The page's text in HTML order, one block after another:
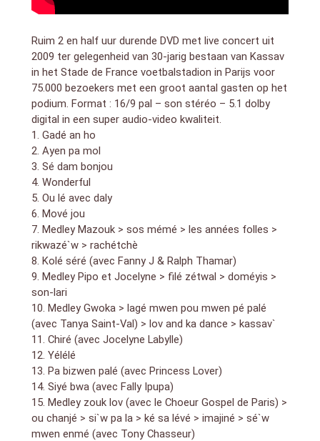
Narell)
bonus – ouverture du spectacle (défilé en char – akiyo
musiciens : –
-> Jocelyne Beroard (chant)
–> Jean-Philippe Marthely (chant)
–> Jean-Claude Naimro (chant, claviers)
–> Georges Decimus (guitare basse)
–> Philippe Joseph (claviers)
–> Hervé Laval (batterie)
–> Patrick Saint-Elie (percussions)
–> Hamid Belhocine (trombone)
–> Fabrice Adam (trompette)
–> Freddy Hovsepian (trompette)
–> Claude Pironneau (saxophone)
–> Marie-José Gibon (choeurs)
–> Marie-Céline Chrone (choeurs)
–> Jean-Jacques Seba (choeurs)
invités :
–> Fanny J
–> Ralph Thamar
–> Jocelyne Labylle
–> Tanya Saint-Val
–> Princess Lover
–> Tony Chasseur
–> Dally
–> Fally Ipupa
–> Jean-Luc Guanel
–> Akiyo
–> Andy Narell..
Ruim 2 en half uur durende DVD met live concert uit
2009 ter gelegenheid van 30-jarig bestaan van Kassav
in het Stade de France voetbalstadion in Parijs voor
75.000 bezoekers met een groot aantal gasten op het
podium. Format : 16/9 pal – son stéréo – 5.1 dolby
digital in een super audio-video kwaliteit.
1. Gadé an ho
2. Ayen pa mol
3. Sé dam bonjou
4. Wonderful
5. Ou lé avec daly
6. Mové jou
7. Medley Mazouk > sos mémé > les années folles >
rikwazé`w > rachétchè
8. Kolé séré (avec Fanny J & Ralph Thamar)
9. Medley Pipo et Jocelyne > filé zétwal > doméyis >
son-lari
10. Medley Gwoka > lagé mwen pou mwen pé palé
(avec Tanya Saint-Val) > lov and ka dance > kassav`
11. Chiré (avec Jocelyne Labylle)
12. Yélélé
13. Pa bizwen palé (avec Princess Lover)
14. Siyé bwa (avec Fally Ipupa)
15. Medley zouk lov (avec le Choeur Gospel de Paris) >
ou chanjé > si`w pa la > ké sa lévé > imajiné > sé`w
mwen enmé (avec Tony Chasseur)